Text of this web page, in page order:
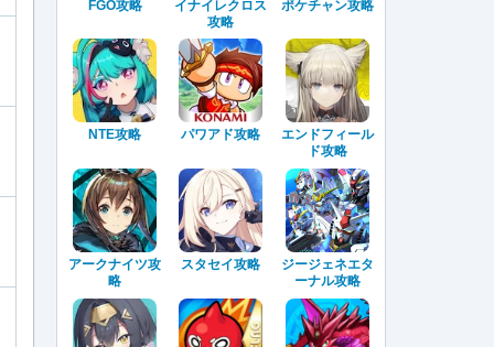
FGO攻略
イナイレクロス
攻略
ポケチャン攻略
NTE攻略 パワアド攻略
エンドフィール
ド攻略
アークナイツ攻
略
スタセイ攻略
ジージェネエタ
ーナル攻略